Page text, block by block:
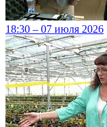
18:30 – 07 июля 2026